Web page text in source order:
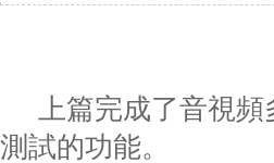
上篇完成了音視
測試的功能。